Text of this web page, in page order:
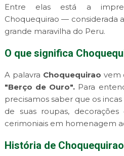
Entre elas está a
Choquequirao — considerada
grande maravilha do Peru.
O que significa
A palavra Choquequirao vem
"Berço de Ouro". Para
precisamos saber que os
de suas roupas,
cerimoniais em homenagem
História de Choquequirao